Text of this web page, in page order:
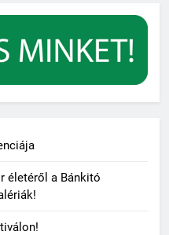
életéről a Bánkitó